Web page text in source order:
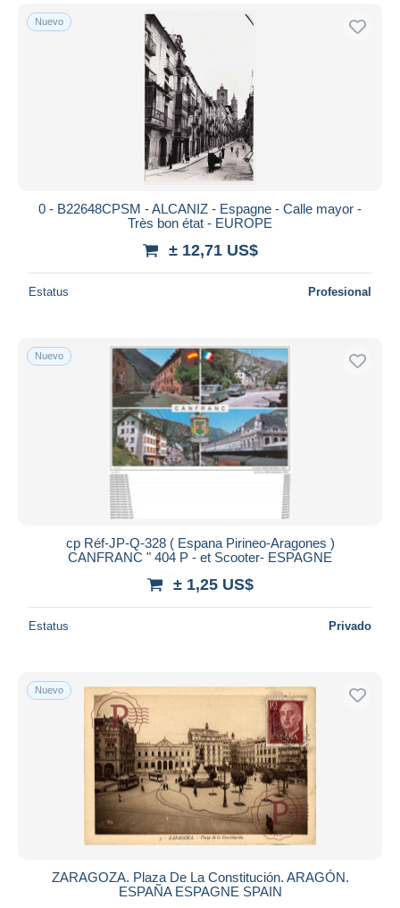
Nuevo
0 - B22648CPSM - ALCANIZ - Espagne - Calle mayor -
Très bon état - EUROPE
± 12,71 US$
Estatus Profesional
Nuevo
cp Réf-JP-Q-328 ( Espana Pirineo-Aragones )
CANFRANC " 404 P - et Scooter- ESPAGNE
± 1,25 US$
Estatus Privado
Nuevo
ZARAGOZA. Plaza De La Constitución. ARAGÓN.
ESPAÑA ESPAGNE SPAIN